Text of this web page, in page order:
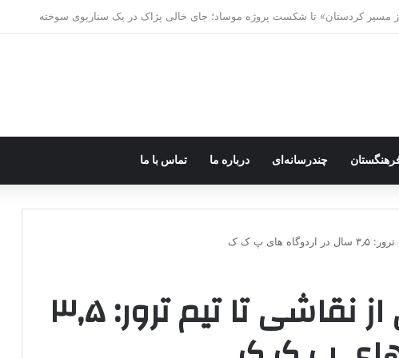
قندیل که خاموش شود، شاخه ایرانی چه خواهد کرد؟
چندرسانه‌ای درباره ما تماس با ما
های پ ک ک
داستان مصطفی از نقاشی تا تیم ترور: ۳٫۵